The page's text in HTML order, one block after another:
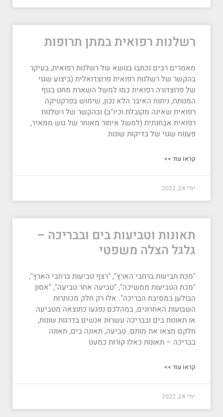
רשלנות רפואית במתן תרופות
מאמרים רבים נכתבו בנושא של רשלנות רפואית, בעיקר
בהקשר של רשלנות רפואית פרוצדואלית (ביצוע שגוי
של פרוצדורה רפואית כמו למשל השארת מחט בגוף
המנותח, ניתוח האיבר הלא נכון, שימוש בפרקטיקה
רפואית שאינה מקובלת וכיו"ב) ובהקשר של רשלנות
רפואית אבחנתית (למשל איחור מאוחר של גוש ממאיר,
פענוח שגוי של בדיקות שונות
קראו עוד >>
יולי 24, 2022
תאונות וטביעות בים ובבריכה –
גלגל הצלה משפטי
"מכת תביעות ברחבי הארץ", "רצף טביעות ברחבי הארץ",
"מכת הטביעות ממשיכה", "טביעה אחר טביעה", "אסון
הבולען במסיבת הבריכה". אלו רק חלק מכותרות
השבועות האחרונים, במהלכם נפגעו כתוצאה מטביעה
או תאונות בים ובבריכה עשרות אנשים בדרגות שונות,
חלקם מצאו את מותם. טביעה, תאונה בים, תאונה
בבריכה – תאונות כאלו קורות כמעט
קראו עוד >>
יולי 24, 2022